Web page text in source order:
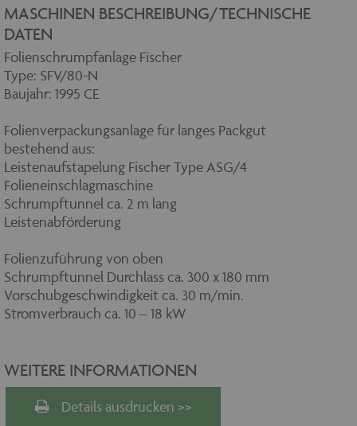
MASCHINEN BESCHREIBUNG/TECHNISCHE
DATEN
Folienschrumpfanlage Fischer
Type: SFV/80-N
Baujahr: 1995 CE
Folienverpackungsanlage für langes Packgut
bestehend aus:
Leistenaufstapelung Fischer Type ASG/4
Folieneinschlagmaschine
Schrumpftunnel ca. 2 m lang
Leistenabförderung
Folienzuführung von oben
Schrumpftunnel Durchlass ca. 300 x 180 mm
Vorschubgeschwindigkeit ca. 30 m/min.
Stromverbrauch ca. 10 – 18 kW
WEITERE INFORMATIONEN
Details ausdrucken >>